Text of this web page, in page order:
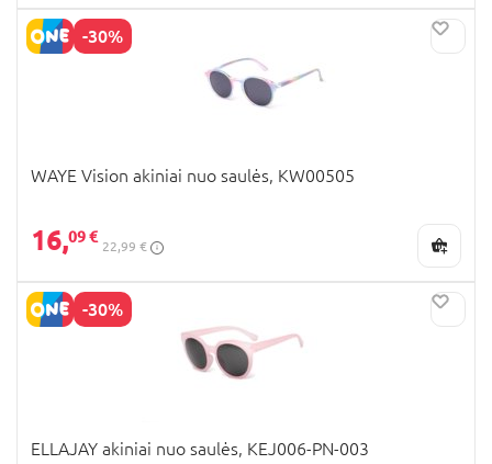
-30%
WAYE Vision akiniai nuo saulės, KW00505
16,09 €
22,99 €
-30%
ELLAJAY akiniai nuo saulės, KEJ006-PN-003